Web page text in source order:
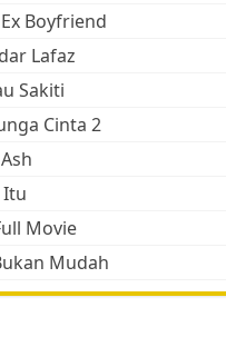
Boyfriend
Lafaz
Sakiti
Cinta 2
Itu
Movie
Mudah